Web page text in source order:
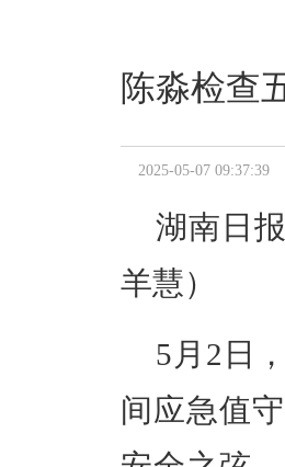
陈淼检查
2025-05-07 09:37:39
湖南日
羊慧）
5月2日
间应急值